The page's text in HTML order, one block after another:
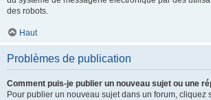
des robots.
Haut
Problèmes de publication
Comment puis-je publier un nouveau sujet ou une
Pour publier un nouveau sujet dans un forum, cliquez